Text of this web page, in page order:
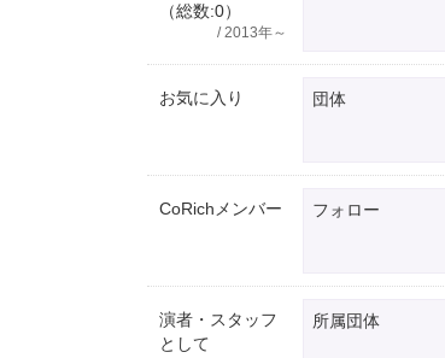
（総数:0）
/ 2013年～
お気に入り 団体
CoRichメンバー フォロー
演者・スタッフ
として
所属団体